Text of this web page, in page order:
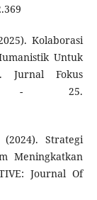
Kolaborasi
Untuk
Jurnal Fokus
- 25.
Strategi
Meningkatkan
Journal Of